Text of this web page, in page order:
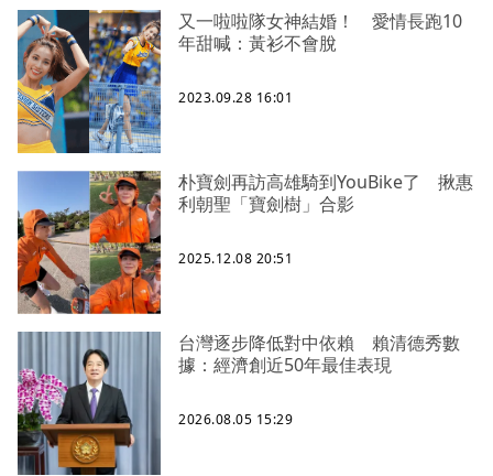
又一啦啦隊女神結婚！ 愛情長跑10
年甜喊：黃衫不會脫
2023.09.28 16:01
朴寶劍再訪高雄騎到YouBike了 揪惠
利朝聖「寶劍樹」合影
2025.12.08 20:51
台灣逐步降低對中依賴 賴清德秀數
據：經濟創近50年最佳表現
2026.08.05 15:29